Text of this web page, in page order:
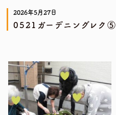
2026年5月27日
0521ガーデニングレク⑤